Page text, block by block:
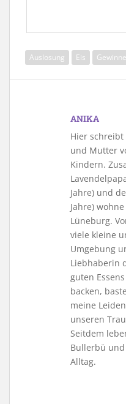
Auslosung Eis Gewinne
ANIKA
Hier schreibt
und Mutter
Kindern.
Jahre) und
Jahre)
Lüneburg.
viele kleine
Umgebung
Liebhaberin
guten
backen,
meine
unseren
Seitdem
Bullerbü
Alltag.